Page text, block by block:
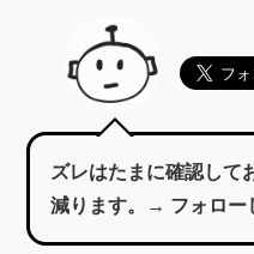
ズレはたまに確認して
減ります。→ フォロー